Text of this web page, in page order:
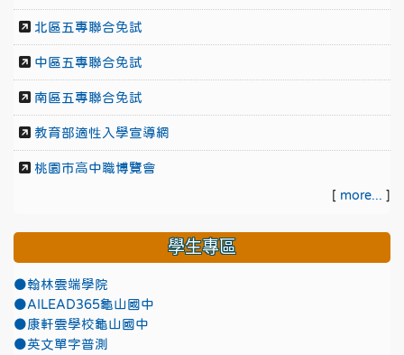
北區五專聯合免試
中區五專聯合免試
南區五專聯合免試
教育部適性入學宣導網
桃園市高中職博覽會
[ more... ]
學生專區
●翰林雲端學院
●AILEAD365龜山國中
●康軒雲學校龜山國中
●英文單字普測